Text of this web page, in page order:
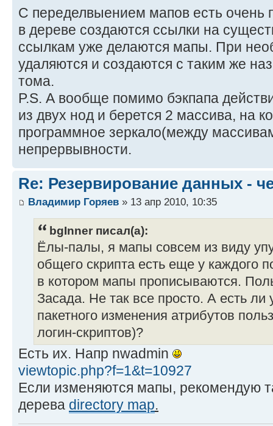
С переделвыением мапов есть очень
в дереве создаются ссылки на
ссылкам уже делаются мапы. При
удаляются и создаются с таким же
тома.
P.S. А вообще помимо бэкпапа
из двух нод и берется 2 массива, на
программное зеркало(между
непрервывности.
Re: Резервирование данных -
Владимир Горяев » 13 апр 2010, 10:35
bgInner писал(а):
Ёлы-палы, я мапы совсем из виду
общего скрипта есть еще у каждого
в котором мапы прописываются.
Засада. Не так все просто. А есть ли
пакетного изменения атрибутов
логин-скриптов)?
Есть их. Напр nwadmin
viewtopic.php?f=1&t=10927
Если изменяются мапы, рекомендую
дерева directory map.